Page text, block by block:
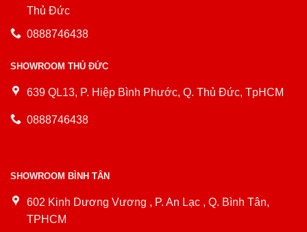
Thủ Đức
0888746438
SHOWROOM THỦ ĐỨC
639 QL13, P. Hiệp Bình Phước, Q. Thủ Đức, TpHCM
0888746438
SHOWROOM BÌNH TÂN
602 Kinh Dương Vương , P. An Lạc , Q. Bình Tân,
TPHCM